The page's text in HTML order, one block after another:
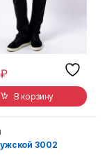
₽
В корзину
3002